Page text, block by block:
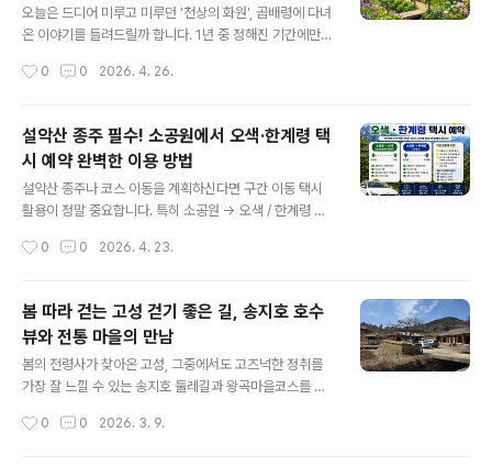
건어물이 가득해 구경하는 재미가 쏠쏠해요.길거리 음식
정복: 속초의 명물인 닭강정부터 바삭한 새우튀김, 달콤한
로 열리는 곳입니다.2. 자전거 타고 힐링 한 바퀴, 영랑호
오늘은 드디어 미루고 미루던 '천상의 화원', 곰배령에 다녀
온 이야기를 들려드릴까 합니다. 1년 중 정해진 기간에만
힐링이 필요하신 분들은 주목해 주세요!​📍 탐방 전 필수 체
(숲나들e) 선착순 예약​준비물: 신분증 (필수!!), 등산화(또
는 트레킹화), 물, 가벼운 간식​입산 시간: 오전 9시 / 10시 /
11시 (예약한 타임에 맞춰 도착해야 해요)​🥾 곰배령 탐방
코스 (왕복 약 10km)​곰배령은 경사가 완만해서 '등산'보다
이도입니다.​생태관리센터 ~ 강선마을: 평탄한 흙길과..
0 0 2026. 4. 26.
설악산 종주 필수! 소공원에서 오색·한계령 택
시 예약 완벽한 이용 방법
설악산 종주나 코스 이동을 계획하신다면 구간 이동 택시
활용이 정말 중요합니다. 특히 소공원 → 오색 / 한계령 구
면 훨씬 편하게 여행할 수 있어요.🚖 설악산 소공원 → 오
다 보면 코스가 서로 연결되지 않아 이동이 필요한 경우가
많습니다.대표적으로✔ 소공원 → 오색 (남설악)✔ 소공원
→ 한계령이 구간은 택시 이용이 가장 현실적인 방법입니
다.📍 주요 이동 구간 안내출발지👉 설악산 소공원도착지
1👉 오색 남설악탐방지원센터도착지 2👉 한계령 휴게소
택시 이용이 필요한 이유✔ 등산 코스가 이어지지 않음✔
0 0 2026. 4. 23.
봄 따라 걷는 ​고성 걷기 좋은 길, 송지호 호수
뷰와 전통 마을의 만남
봄의 전령사가 찾아온 고성, 그중에서도 고즈넉한 정취를
가장 잘 느낄 수 있는 송지호 둘레길과 왕곡마을코스를 소
여행을 사랑하는 분들에게는 최고의 봄 산책로입니다.🌸
0 0 2026. 3. 9.